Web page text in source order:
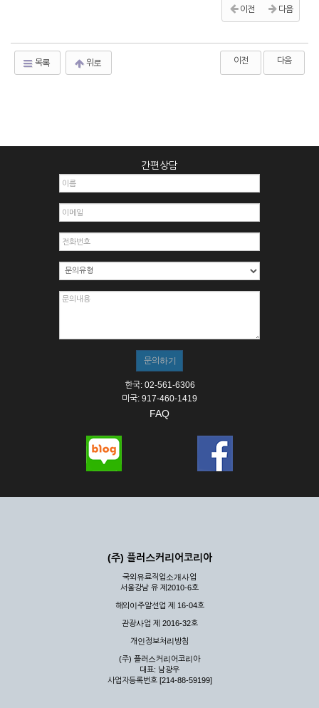
이전 다음
목록 위로 이전 다음
간편상담
한국: 02-561-6306
미국: 917-460-1419
FAQ
(주) 플러스커리어코리아
국외유료직업소개사업
서울강남 유 제2010-6호
해외이주알선업 제 16-04호
관광사업 제 2016-32호
개인정보처리방침
(주) 플러스커리어코리아
대표: 남광우
사업자등록번호 [214-88-59199]